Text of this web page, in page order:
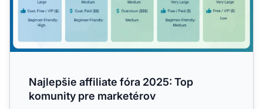
Najlepšie affiliate fóra 2025: Top
komunity pre marketérov